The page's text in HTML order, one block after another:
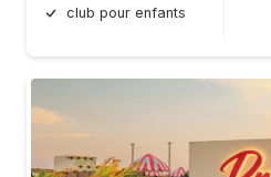
club pour enfants